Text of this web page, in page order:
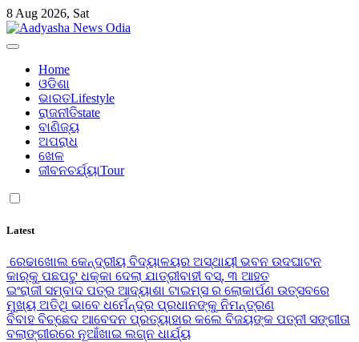
Skip
to
content
8 Aug 2026, Sat
Home
ଓଡିଶା
ଭାରତLifestyle
ରାଜନୀତିstate
ବାଣିଜ୍ୟ
ଅପରାଧ
ଖେଳ
ଜୀବନଚର୍ଯ୍ୟାTour
Latest
ରେଢାଖୋଲ କେନ୍ଦ୍ରୀୟ ବିଦ୍ୟାଳୟର ଅସ୍ଥାୟୀ ଭବନ ଉଦଘାଟନ
କାର୍‌କୁ ପଛପଟୁ ଧକ୍କା ଦେଲା ଯାତ୍ରୀବାହୀ ବସ୍‌, ୩ ଆହତ
ଇଂରାଜୀ ସମ୍ବାଦ ପତ୍ର ଆଦ୍ୟାଶା ଟାଇମ୍ସ ର ଲୋକାର୍ପଣ ଉତ୍ସବରେ
ମୁଖ୍ୟ ଅତିଥି ଭାବେ ଧର୍ମେନ୍ଦ୍ର ପ୍ରଧାନଙ୍କୁ ନିମନ୍ତ୍ରଣ
ବିବାହ ବିଚ୍ଛେଦ ଆବେଦନ ପ୍ରତ୍ୟାହାର କଲେ ବିଜୟଙ୍କ ପତ୍ନୀ ସଙ୍ଗୀତା
ବଲାଙ୍ଗୀରରେ ନୂଆଁଖାଇ ଲଗ୍ନ ଧାର୍ଯ୍ୟ